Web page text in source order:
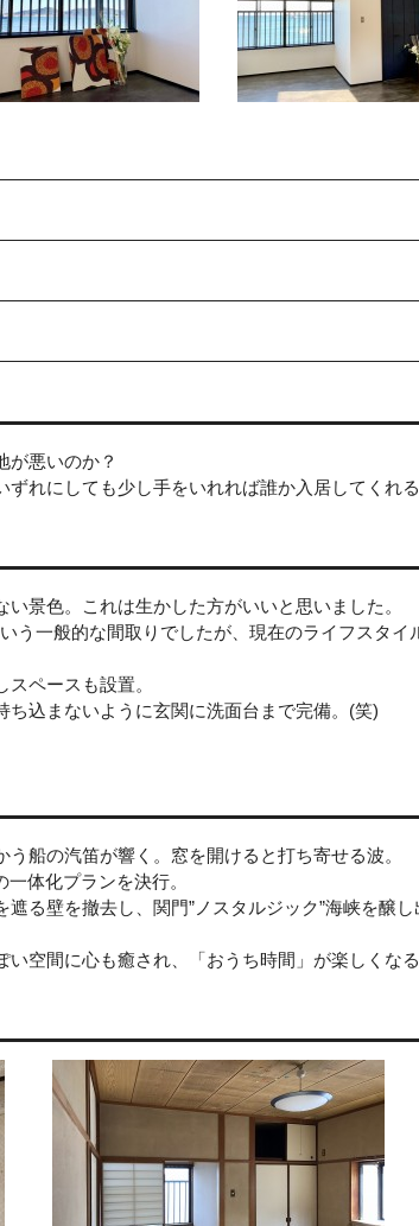
が悪いのか？
れにしても少し手をいれれば誰か入居してくれ
景色。
これは生かした方がいいと思いました。
う一般的な間取りでしたが、現在のライフスタ
ペースも設置。
ち込まないように玄関に洗面台まで完備。(笑)
船の汽笛が響く。窓を開けると打ち寄せる波。
体化プランを決行。
る壁を撤去し、関門”ノスタルジック”海峡を醸
空間に心も癒され、「おうち時間」が楽しくなる